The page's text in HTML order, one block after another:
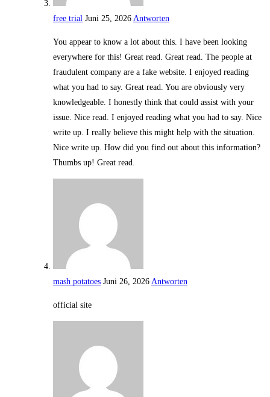
free trial Juni 25, 2026 Antworten
You appear to know a lot about this. I have been looking
everywhere for this! Great read. Great read. The people at
fraudulent company are a fake website. I enjoyed reading
what you had to say. Great read. You are obviously very
knowledgeable. I honestly think that could assist with your
issue. Nice read. I enjoyed reading what you had to say. Nice
write up. I really believe this might help with the situation.
Nice write up. How did you find out about this information?
Thumbs up! Great read.
mash potatoes Juni 26, 2026 Antworten
official site